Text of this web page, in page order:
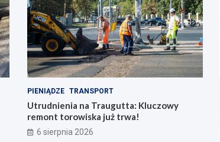
PIENIĄDZE TRANSPORT
Utrudnienia na Traugutta: Kluczowy
remont torowiska już trwa!
6 sierpnia 2026